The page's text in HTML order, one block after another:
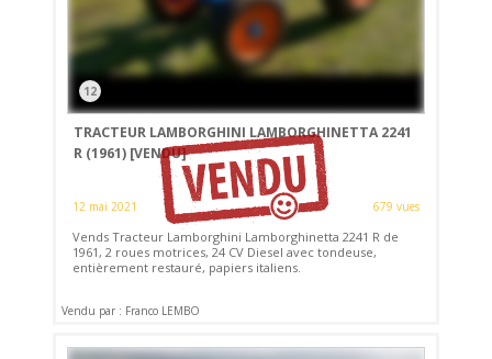
12
TRACTEUR LAMBORGHINI LAMBORGHINETTA 2241
R (1961) [VENDU]
12 mai 2021 679 vues
Vends Tracteur Lamborghini Lamborghinetta 2241 R de
1961, 2 roues motrices, 24 CV Diesel avec tondeuse,
entièrement restauré, papiers italiens.
Vendu par : Franco LEMBO